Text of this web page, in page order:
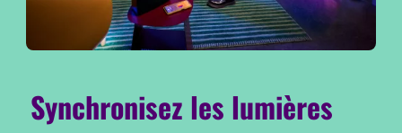
Synchronisez les lumières